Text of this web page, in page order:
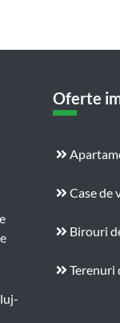
Oferte
Case de
Birouri
Terenuri